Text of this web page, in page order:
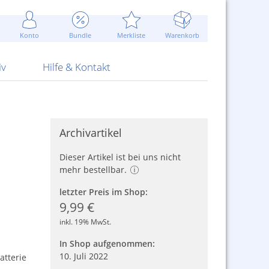
Konto Bundle Merkliste Warenkorb
Attrappen Blitzschnell...
Sommerpreise u.v.m.
ARS Pirotecnia
Hilfe & Kontakt
Kontaktformular
AGB
Archivartikel
Dieser Artikel ist bei uns nicht
mehr bestellbar.
letzter Preis im Shop:
9,99 €
inkl. 19% MwSt.
In Shop aufgenommen:
10. Juli 2022